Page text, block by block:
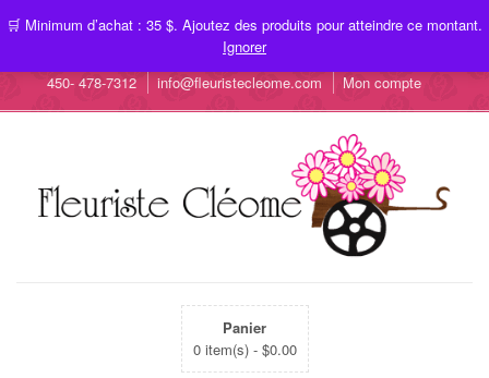
450- 478-7312 info@fleuristecleome.com Mon compte
Panier
0 item(s) - $0.00
🛒 Minimum d’achat : 35 $. Ajoutez des produits pour atteindre ce montant.
Ignorer